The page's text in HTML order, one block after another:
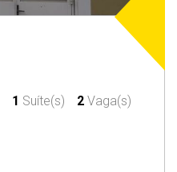
1 Suíte(s) 2 Vaga(s)